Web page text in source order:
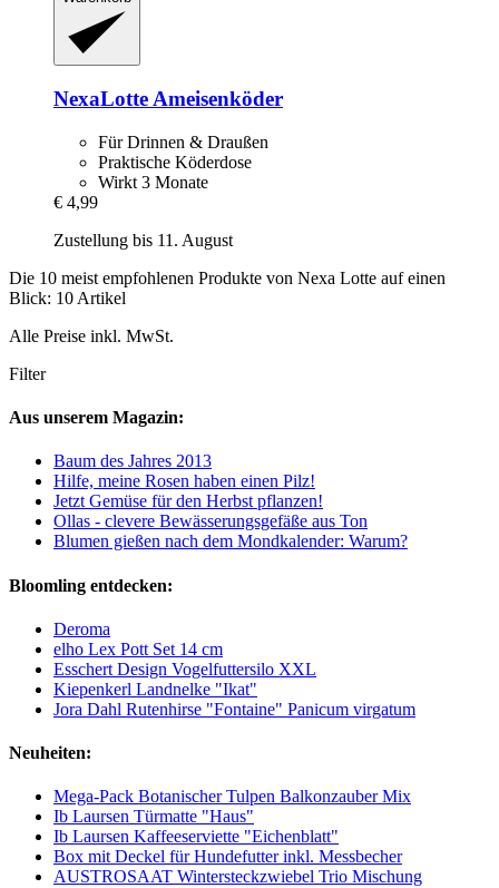
NexaLotte Ameisenköder
Für Drinnen & Draußen
Praktische Köderdose
Wirkt 3 Monate
€ 4,99
Zustellung bis 11. August
Die 10 meist empfohlenen Produkte von Nexa Lotte auf einen
Blick: 10 Artikel
Alle Preise inkl. MwSt.
Filter
Aus unserem Magazin:
Baum des Jahres 2013
Hilfe, meine Rosen haben einen Pilz!
Jetzt Gemüse für den Herbst pflanzen!
Ollas - clevere Bewässerungsgefäße aus Ton
Blumen gießen nach dem Mondkalender: Warum?
Bloomling entdecken:
Deroma
elho Lex Pott Set 14 cm
Esschert Design Vogelfuttersilo XXL
Kiepenkerl Landnelke "Ikat"
Jora Dahl Rutenhirse "Fontaine" Panicum virgatum
Neuheiten:
Mega-Pack Botanischer Tulpen Balkonzauber Mix
Ib Laursen Türmatte "Haus"
Ib Laursen Kaffeeserviette "Eichenblatt"
Box mit Deckel für Hundefutter inkl. Messbecher
AUSTROSAAT Wintersteckzwiebel Trio Mischung